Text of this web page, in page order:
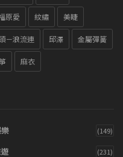
原愛 紋繡 美睫
－浪流連 邱澤 金屬彈簧
麻衣
(149)
(231)